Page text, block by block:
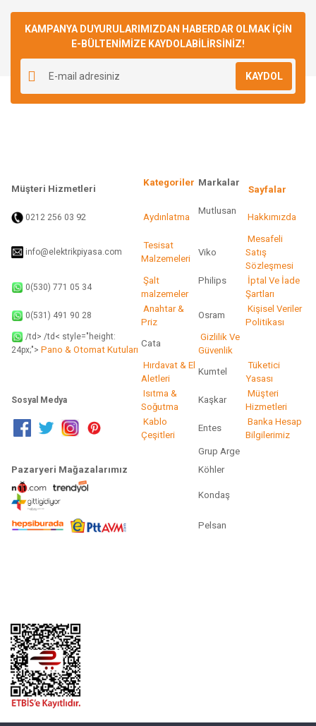
Yorum Yaz
kullanarak tarafımıza iletebilirsiniz.
Görüş ve önerileriniz için teşekkür ederiz.
Ürün resmi kalitesiz, bozuk veya görüntülenemiyor.
Ürün açıklamasında eksik bilgiler bulunuyor.
Ürün bilgilerinde hatalar bulunuyor.
KAMPANYA DUYURULARIMIZDAN HABERDAR OLMAK İÇİN
E-BÜLTENİMİZE KAYDOLABİLİRSİNİZ!
KAYDOL
Müşteri Hizmetleri
Kategoriler Markalar
Sayfalar
0212 256 03 92 Aydınlatma
Mutlusan
Hakkımızda
info@elektrikpiyasa.com
Tesisat
Malzemeleri
Viko
Mesafeli
Satış
Sözleşmesi
0(530) 771 05 34
Şalt
malzemeler
Philips
İptal Ve İade
Şartları
0(531) 491 90 28
Anahtar &
Priz
Osram
Kişisel Veriler
Politikası
/td> /td< style="height:
24px;"> Pano & Otomat Kutuları
Cata
Gizlilik Ve
Güvenlik
Hırdavat & El
Aletleri
Kumtel
Tüketici
Yasası
Sosyal Medya
Isıtma &
Soğutma
Kaşkar
Müşteri
Hizmetleri
Kablo
Çeşitleri
Entes
Banka Hesap
Bilgilerimiz
Grup Arge
Pazaryeri Mağazalarımız
Köhler
Kondaş
Pelsan